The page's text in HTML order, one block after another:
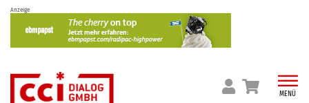
Skip
content
Anzeige
MENÜ